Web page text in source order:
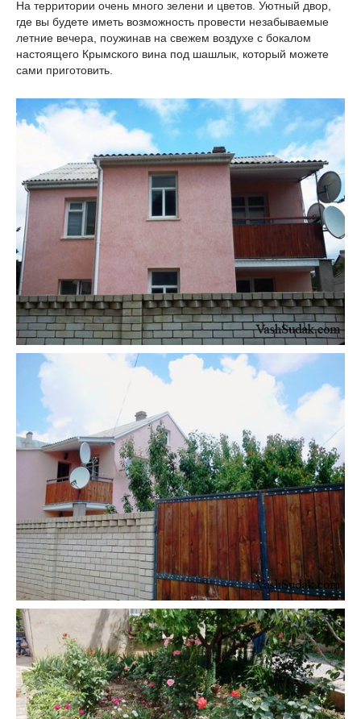
На территории очень много зелени и цветов. Уютный двор,
где вы будете иметь возможность провести незабываемые
летние вечера, поужинав на свежем воздухе с бокалом
настоящего Крымского вина под шашлык, который можете
сами приготовить.